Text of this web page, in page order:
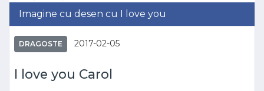
Imagine cu desen cu I love you
DRAGOSTE 2017-02-05
I love you Carol